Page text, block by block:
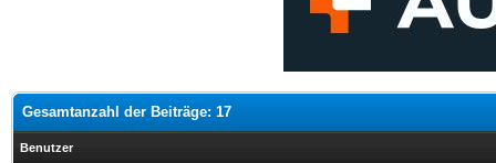
Gesamtanzahl der Beiträge: 17
Benutzer